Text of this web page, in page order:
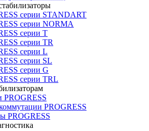
cерии STANDART
cерии NORMA
серии Т
серии ТR
серии L
серии SL
серии G
серии TRL
PROGRESS
PROGRESS
PROGRESS